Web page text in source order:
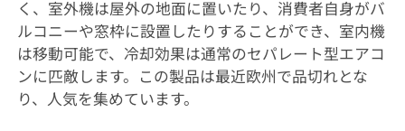
く、室外機は屋外の地面に置いたり、消費者自身がバ
ルコニーや窓枠に設置したりすることができ、室内機
は移動可能で、冷却効果は通常のセパレート型エアコ
ンに匹敵します。この製品は最近欧州で品切れとな
り、人気を集めています。